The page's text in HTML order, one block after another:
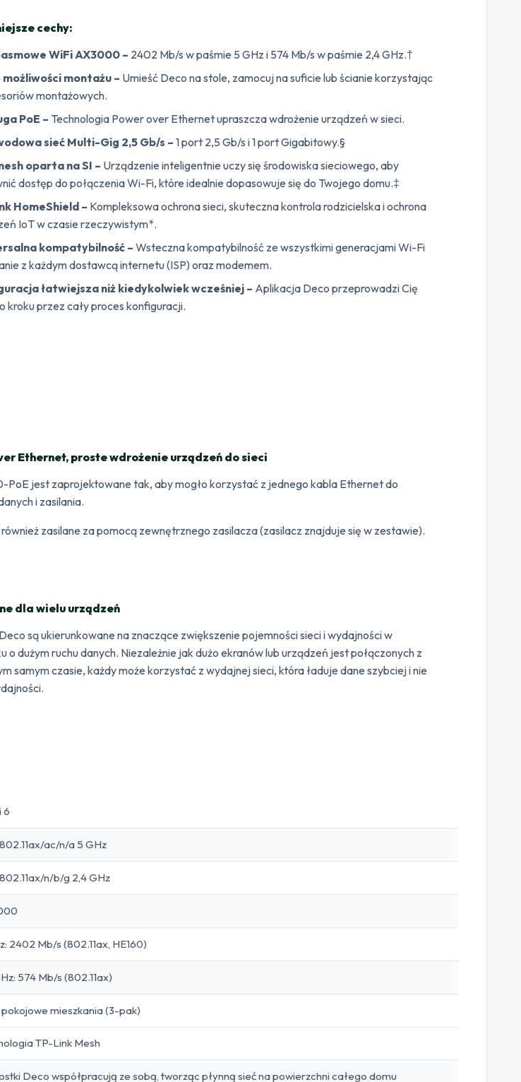
cechy:
WiFi AX3000 – 2402 Mb/s w paśmie 5 GHz i 574 Mb/s w paśmie 2,4 GHz.†
możliwości montażu – Umieść Deco na stole, zamocuj na suficie lub ścianie korzystając
montażowych.
PoE – Technologia Power over Ethernet upraszcza wdrożenie urządzeń w sieci.
sieć Multi-Gig 2,5 Gb/s – 1 port 2,5 Gb/s i 1 port Gigabitowy.§
oparta na SI – Urządzenie inteligentnie uczy się środowiska sieciowego, aby
dostęp do połączenia Wi-Fi, które idealnie dopasowuje się do Twojego domu.‡
HomeShield – Kompleksowa ochrona sieci, skuteczna kontrola rodzicielska i ochrona
IoT w czasie rzeczywistym*.
kompatybilność –Wsteczna kompatybilność ze wszystkimi generacjami Wi-Fi
z każdym dostawcą internetu (ISP) oraz modemem.
łatwiejsza niż kiedykolwiek wcześniej – Aplikacja Deco przeprowadzi Cię
kroku przez cały proces konfiguracji.
Ethernet, proste wdrożenie urządzeń do sieci
PoE jest zaprojektowane tak, aby mogło korzystać z jednego kabla Ethernet do
i zasilania.
zasilane za pomocą zewnętrznego zasilacza (zasilacz znajduje się w zestawie).
dla wielu urządzeń
są ukierunkowane na znaczące zwiększenie pojemności sieci i wydajności w
o dużym ruchu danych. Niezależnie jak dużo ekranów lub urządzeń jest połączonych z
samym czasie, każdy może korzystać z wydajnej sieci, która ładuje dane szybciej i nie
6
ac/n/a 5 GHz
n/b/g 2,4 GHz
2402 Mb/s (802.11ax, HE160)
574 Mb/s (802.11ax)
mieszkania (3-pak)
TP-Link Mesh
Deco współpracują ze sobą, tworząc płynną sieć na powierzchni całego domu